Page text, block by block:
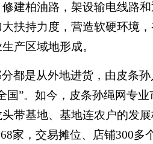
建柏油路，架设输电线路
扶持力度，营造软硬环境
产区域地形成。
都是从外地进货，由皮条
”。如今，皮条孙绳网专
带基地、基地连农户的发
家，交易摊位、店铺300多